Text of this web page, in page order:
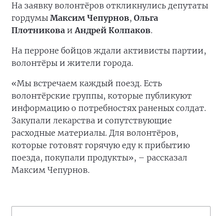
На заявку волонтёров откликнулись депутаты
гордумы Максим Чепурнов, Ольга
Плотникова иАндрей Колпаков.
На перроне бойцов ждали активисты партии,
волонтёры и жители города.
«Мы встречаем каждый поезд. Есть
волонтёрские группы, которые публикуют
информацию о потребностях раненых солдат.
Закупали лекарства и сопутствующие
расходные материалы. Для волонтёров,
которые готовят горячую еду к прибытию
поезда, покупали продукты», – рассказал
Максим Чепурнов.